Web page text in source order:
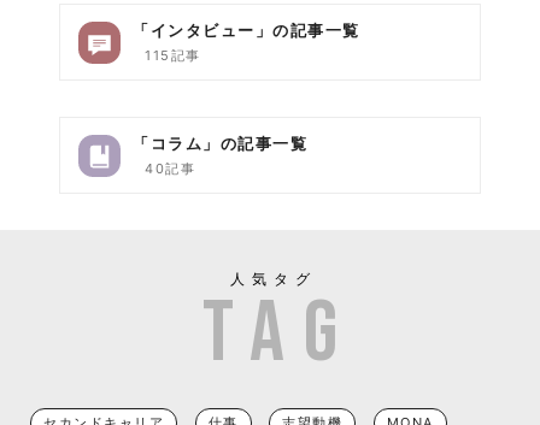
「インタビュー」の記事一覧
115記事
「コラム」の記事一覧
40記事
人気タグ